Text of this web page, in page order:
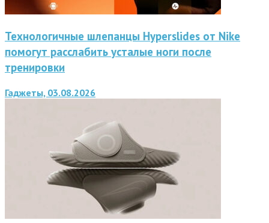
Технологичные шлепанцы Hyperslides от Nike
помогут расслабить усталые ноги после
тренировки
Гаджеты, 03.08.2026